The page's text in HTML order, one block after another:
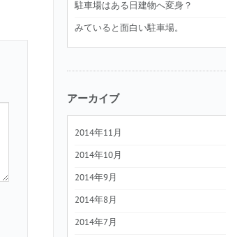
駐車場はある日建物へ変身？
みていると面白い駐車場。
アーカイブ
2014年11月
2014年10月
2014年9月
2014年8月
2014年7月